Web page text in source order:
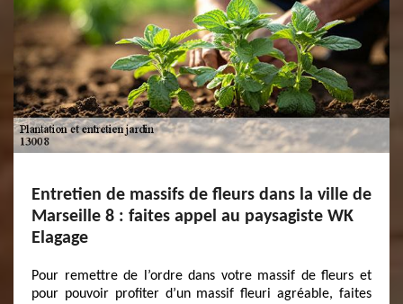
Entretien de massifs de fleurs dans la ville de
Marseille 8 : faites appel au paysagiste WK
Elagage
Pour remettre de l’ordre dans votre massif de fleurs et
pour pouvoir profiter d’un massif fleuri agréable, faites